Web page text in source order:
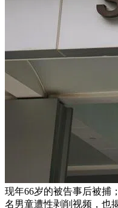
现年66岁的被告事后被捕
名男童遭性剥削视频，也